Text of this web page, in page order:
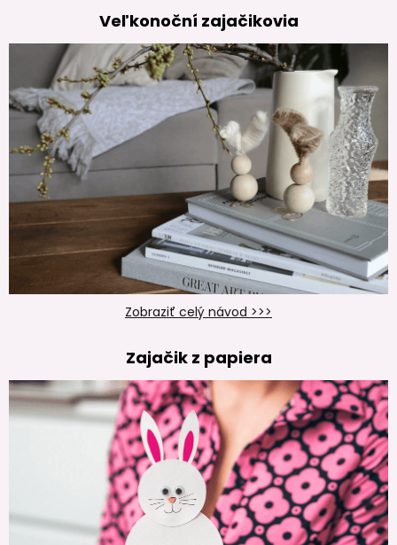
Veľkonoční zajačikovia
Zobraziť celý návod >>>
Zajačik z papiera